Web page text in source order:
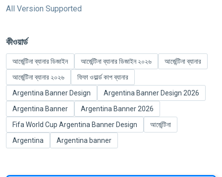
All Version Supported
কীওয়ার্ড
আর্জেন্টিনা ব্যানার ডিজাইন আর্জেন্টিনা ব্যানার ডিজাইন ২০২৬
আর্জেন্টিনা ব্যানার
আর্জেন্টিনা ব্যানার ২০২৬
ফিফা ওয়ার্ল্ড কাপ ব্যানার
Argentina Banner Design
Argentina Banner Design 2026
Argentina Banner
Argentina Banner 2026
Fifa World Cup Argentina Banner Design
আর্জেন্টিনা
Argentina
Argentina banner